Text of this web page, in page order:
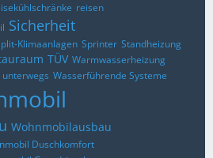
reisen
Sicherheit
Klimaanlagen Sprinter Standheizung
TÜV Warmwasserheizung
Wasserführende Systeme
Wohnmobilausbau
Duschkomfort